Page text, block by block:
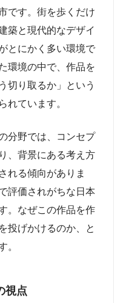
です。街を歩くだけ
築と現代的なデザイ
とにかく多い環境で
環境の中で、作品を
切り取るか」という
れています。
分野では、コンセプ
、背景にある考え方
れる傾向がありま
評価されがちな日本
。なぜこの作品を作
投げかけるのか、と
。
視点